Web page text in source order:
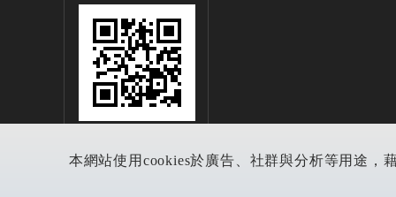
本網站使用cookies於廣告、社群與分析等用途，